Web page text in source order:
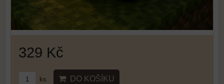
329 Kč
ks DO KOŠÍKU